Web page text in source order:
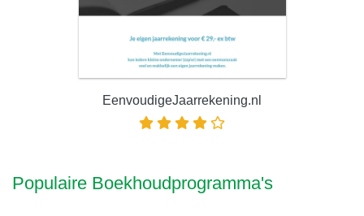
EenvoudigeJaarrekening.nl
Populaire Boekhoudprogramma's